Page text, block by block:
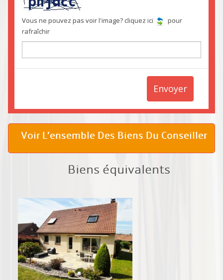
Vous ne pouvez pas voir l'image? cliquez ici
pour
rafraîchir
Envoyer
Voir L’ensemble Des Biens Du Conseiller
Biens équivalents